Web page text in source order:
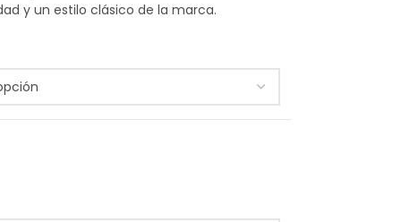
y un estilo clásico de la marca.